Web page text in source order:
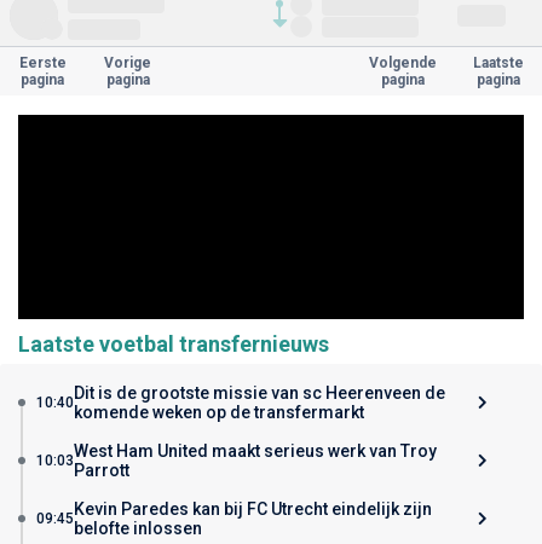
Eerste
pagina
Vorige
pagina
Volgende
pagina
Laatste
pagina
Laatste voetbal transfernieuws
10:40Dit is de grootste missie van sc Heerenveen de
komende weken op de transfermarkt
10:03West Ham United maakt serieus werk van Troy
Parrott
09:45 Kevin Paredes kan bij FC Utrecht eindelijk zijn
belofte inlossen